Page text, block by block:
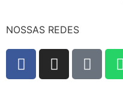
NOSSAS REDES